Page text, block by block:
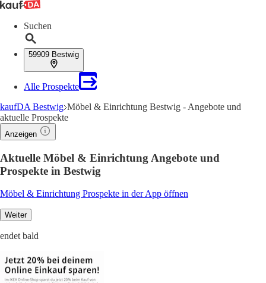
Suchen
59909 Bestwig
Alle Prospekte
kaufDA Bestwig Möbel & Einrichtung Bestwig - Angebote und
aktuelle Prospekte
Anzeigen
Aktuelle Möbel & Einrichtung Angebote und
Prospekte in Bestwig
Möbel & Einrichtung Prospekte in der App öffnen
Weiter
endet bald